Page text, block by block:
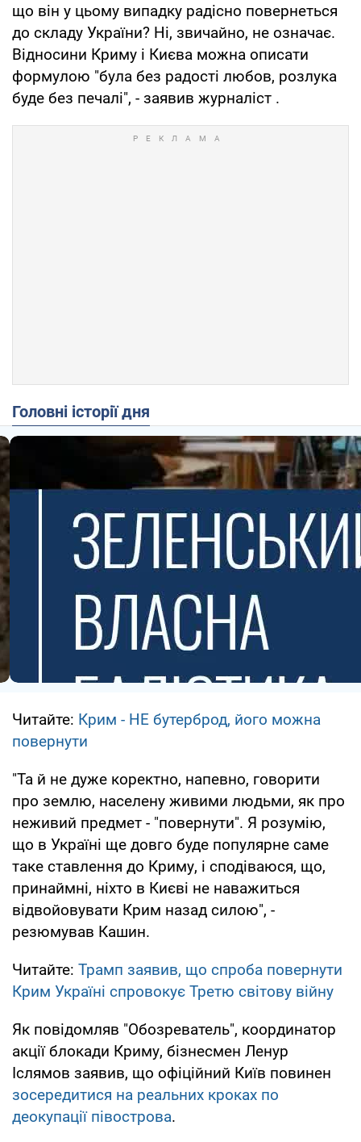
що він у цьому випадку радісно повернеться
до складу України? Ні, звичайно, не означає.
Відносини Криму і Києва можна описати
формулою "була без радості любов, розлука
буде без печалі", - заявив журналіст .
Головні історії дня
Читайте: Крим - НЕ бутерброд, його можна
повернути
"Та й не дуже коректно, напевно, говорити
про землю, населену живими людьми, як про
неживий предмет - "повернути". Я розумію,
що в Україні ще довго буде популярне саме
таке ставлення до Криму, і сподіваюся, що,
принаймні, ніхто в Києві не наважиться
відвойовувати Крим назад силою", -
резюмував Кашин.
Читайте: Трамп заявив, що спроба повернути
Крим Україні спровокує Третю світову війну
Як повідомляв "Обозреватель", координатор
акції блокади Криму, бізнесмен Ленур
Іслямов заявив, що офіційний Київ повинен
зосередитися на реальних кроках по
деокупації півострова.